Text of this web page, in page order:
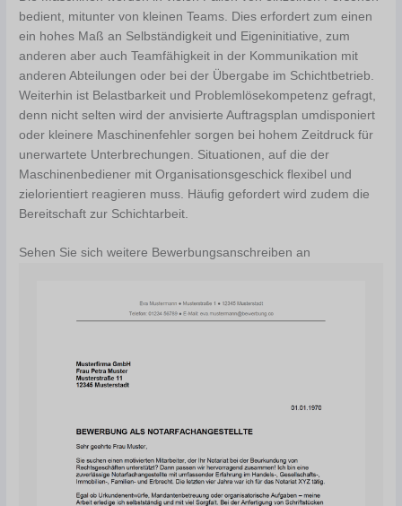
bedient, mitunter von kleinen Teams. Dies erfordert zum einen
ein hohes Maß an Selbständigkeit und Eigeninitiative, zum
anderen aber auch Teamfähigkeit in der Kommunikation mit
anderen Abteilungen oder bei der Übergabe im Schichtbetrieb.
Weiterhin ist Belastbarkeit und Problemlösekompetenz gefragt,
denn nicht selten wird der anvisierte Auftragsplan umdisponiert
oder kleinere Maschinenfehler sorgen bei hohem Zeitdruck für
unerwartete Unterbrechungen. Situationen, auf die der
Maschinenbediener mit Organisationsgeschick flexibel und
zielorientiert reagieren muss. Häufig gefordert wird zudem die
Bereitschaft zur Schichtarbeit.
Sehen Sie sich weitere Bewerbungsanschreiben an